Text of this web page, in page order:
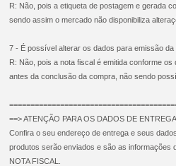
R: Não, pois a etiqueta de postagem e gerada
sendo assim o mercado não disponibiliza
7 - É possível alterar os dados para emissão da
R: Não, pois a nota fiscal é emitida conforme
antes da conclusão da compra, não sendo
==> ATENÇÃO PARA OS DADOS DE
Confira o seu endereço de entrega e seus
produtos serão enviados e são as informações
NOTA FISCAL.